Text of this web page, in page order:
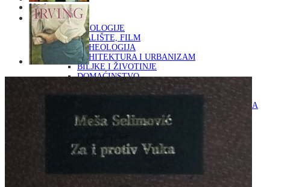
Naslovna
KNJIGE
OD ARHEOLOGIJE
DO KAZALIŠTE, FILM
ARHEOLOGIJA
ARHITEKTURA I URBANIZAM
BILJKE I ŽIVOTINJE
DOMAĆINSTVO
ENCIKLOPEDIJE I LEKSIKONI
ETNOLOGIJA
FILOZOFIJA, SOCIOLOGIJA, ANTROPOLOGIJA
FOTOGRAFIJA
GLAZBENA UMJETNOST
OD KNJIŽEVNOST
DO RELIGIJA
LIKOVNA UMJETNOST